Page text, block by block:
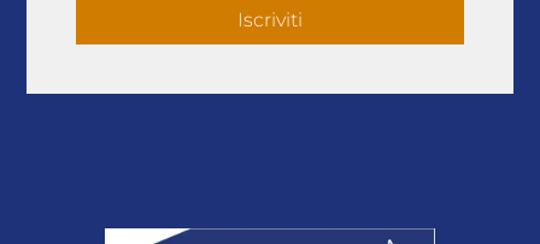
Iscriviti